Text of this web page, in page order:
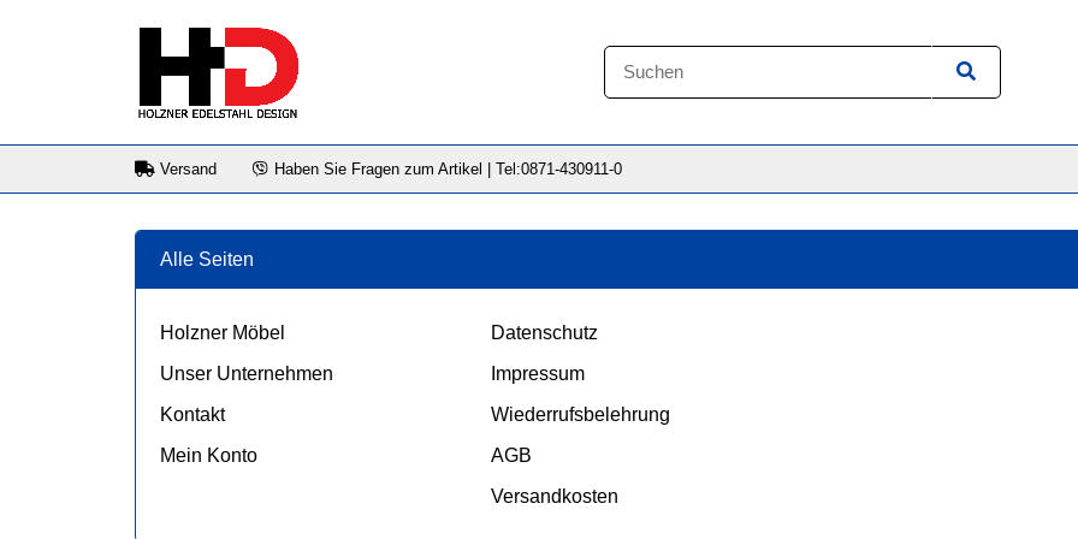
Versand Haben Sie Fragen zum Artikel | Tel:0871-430911-0
Alle Seiten
Holzner Möbel
Unser Unternehmen
Kontakt
Mein Konto
Datenschutz
Impressum
Wiederrufsbelehrung
AGB
Versandkosten